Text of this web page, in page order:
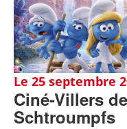
Le 25 septembre
Ciné-Villers
Schtroumpfs